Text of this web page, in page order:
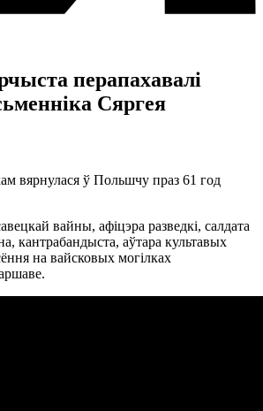
перапахавалі
Сяргея
вярнулася ў Польшчу праз 61 год
вайны, афіцэра разведкі, салдата
кантрабандыста, аўтара культавых
на вайсковых могілках